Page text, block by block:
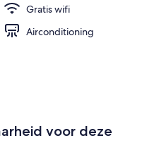
Gratis wifi
Airconditioning
voor deze